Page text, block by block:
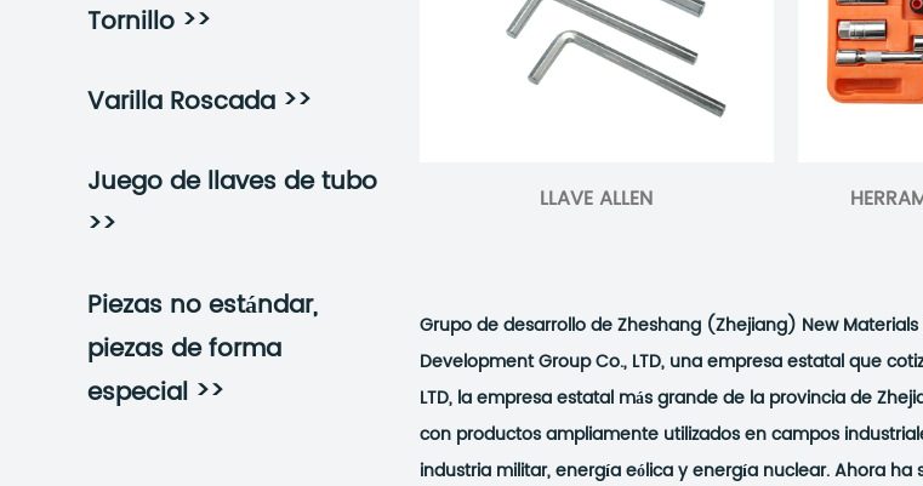
Tornillo >>
Varilla Roscada >>
Juego de llaves de tubo
>>
Piezas no estándar,
piezas de forma
especial >>
LLAVE ALLEN
Grupo de desarrollo de Zheshang (Zhejiang) New
Development Group Co., LTD, una empresa estatal que
LTD, la empresa estatal más grande de la provincia de
con productos ampliamente utilizados en campos
industria militar, energía eólica y energía nuclear. Ahora ha